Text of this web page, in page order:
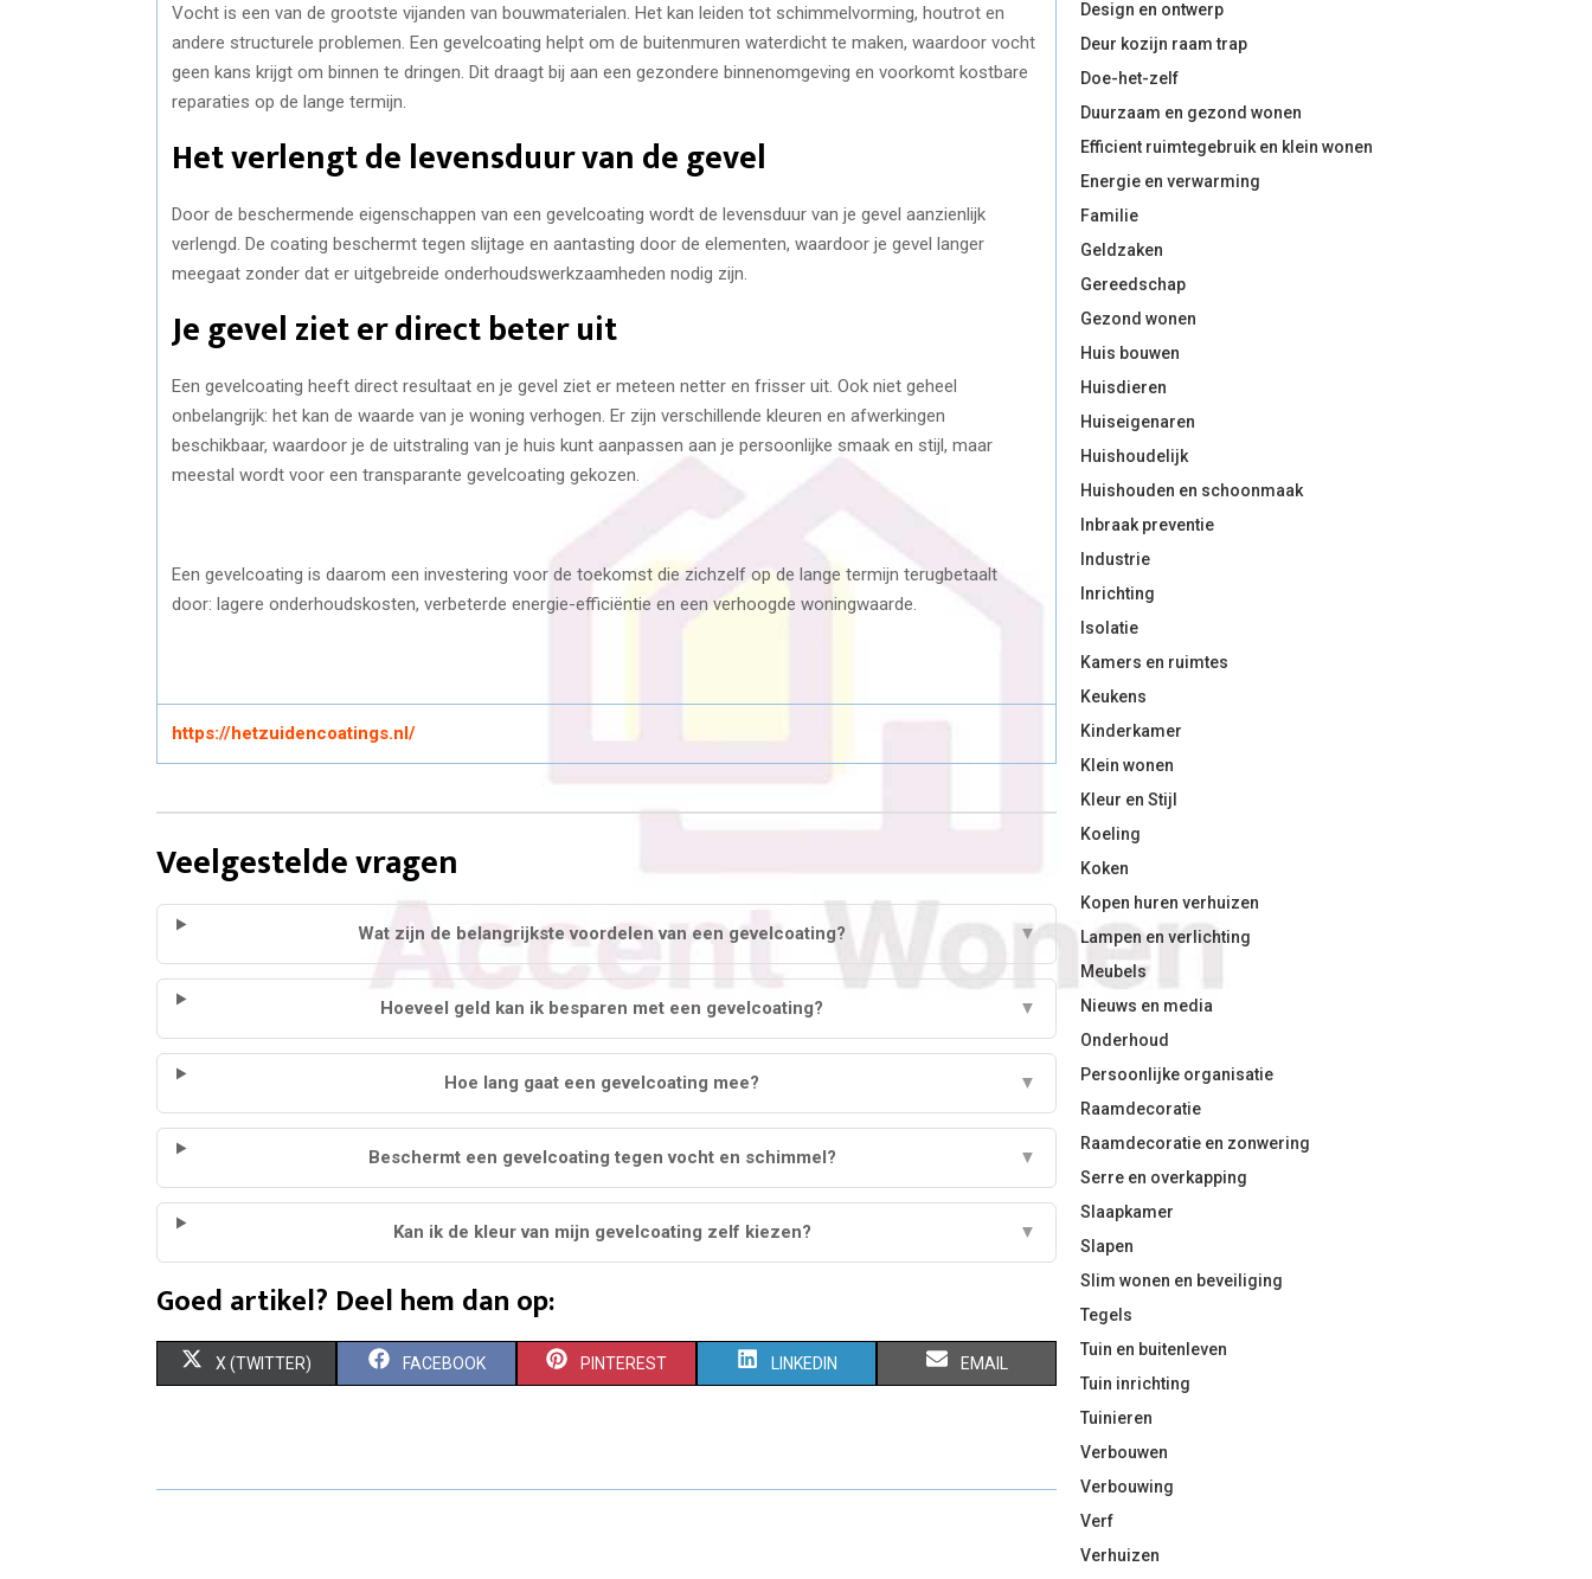
Vocht is een van de grootste vijanden van bouwmaterialen. Het kan leiden tot schimmelvorming, houtrot en
andere structurele problemen. Een gevelcoating helpt om de buitenmuren waterdicht te maken, waardoor vocht
geen kans krijgt om binnen te dringen. Dit draagt bij aan een gezondere binnenomgeving en voorkomt kostbare
reparaties op de lange termijn.
Het verlengt de levensduur van de gevel
Door de beschermende eigenschappen van een gevelcoating wordt de levensduur van je gevel aanzienlijk
verlengd. De coating beschermt tegen slijtage en aantasting door de elementen, waardoor je gevel langer
meegaat zonder dat er uitgebreide onderhoudswerkzaamheden nodig zijn.
Je gevel ziet er direct beter uit
Een gevelcoating heeft direct resultaat en je gevel ziet er meteen netter en frisser uit. Ook niet geheel
onbelangrijk: het kan de waarde van je woning verhogen. Er zijn verschillende kleuren en afwerkingen
beschikbaar, waardoor je de uitstraling van je huis kunt aanpassen aan je persoonlijke smaak en stijl, maar
meestal wordt voor een transparante gevelcoating gekozen.
Een gevelcoating is daarom een investering voor de toekomst die zichzelf op de lange termijn terugbetaalt
door: lagere onderhoudskosten, verbeterde energie-efficiëntie en een verhoogde woningwaarde.
https://hetzuidencoatings.nl/
Veelgestelde vragen
Wat zijn de belangrijkste voordelen van een gevelcoating? ▼
Hoeveel geld kan ik besparen met een gevelcoating? ▼
Hoe lang gaat een gevelcoating mee? ▼
Beschermt een gevelcoating tegen vocht en schimmel? ▼
Kan ik de kleur van mijn gevelcoating zelf kiezen? ▼
Goed artikel? Deel hem dan op:
S
R
X (TWITTER) S
R
FACEBOOK S
R
PINTEREST S
R
LINKEDIN S
R
EMAIL
Design en ontwerp
Deur kozijn raam trap
Doe-het-zelf
Duurzaam en gezond wonen
Efficient ruimtegebruik en klein wonen
Energie en verwarming
Familie
Geldzaken
Gereedschap
Gezond wonen
Huis bouwen
Huisdieren
Huiseigenaren
Huishoudelijk
Huishouden en schoonmaak
Inbraak preventie
Industrie
Inrichting
Isolatie
Kamers en ruimtes
Keukens
Kinderkamer
Klein wonen
Kleur en Stijl
Koeling
Koken
Kopen huren verhuizen
Lampen en verlichting
Meubels
Nieuws en media
Onderhoud
Persoonlijke organisatie
Raamdecoratie
Raamdecoratie en zonwering
Serre en overkapping
Slaapkamer
Slapen
Slim wonen en beveiliging
Tegels
Tuin en buitenleven
Tuin inrichting
Tuinieren
Verbouwen
Verbouwing
Verf
Verhuizen